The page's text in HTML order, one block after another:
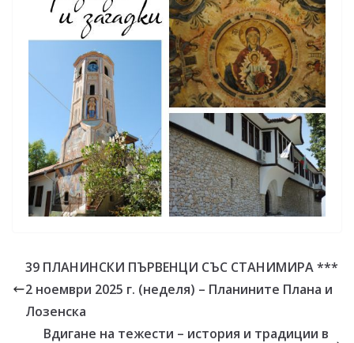
39 ПЛАНИНСКИ ПЪРВЕНЦИ СЪС СТАНИМИРА ***
2 ноември 2025 г. (неделя) – Планините Плана и
Лозенска
Вдигане на тежести – история и традиции в